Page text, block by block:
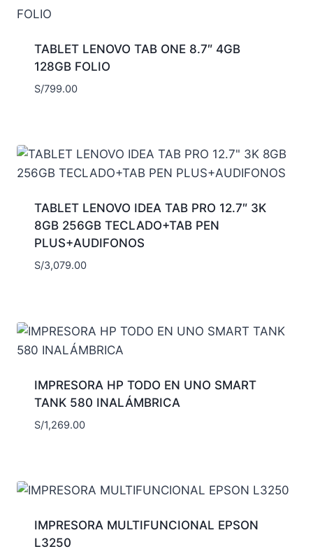
TABLET LENOVO TAB ONE 8.7″ 4GB
128GB FOLIO
S/799.00
TABLET LENOVO IDEA TAB PRO 12.7″ 3K
8GB 256GB TECLADO+TAB PEN
PLUS+AUDIFONOS
S/3,079.00
IMPRESORA HP TODO EN UNO SMART
TANK 580 INALÁMBRICA
S/1,269.00
IMPRESORA MULTIFUNCIONAL EPSON
L3250